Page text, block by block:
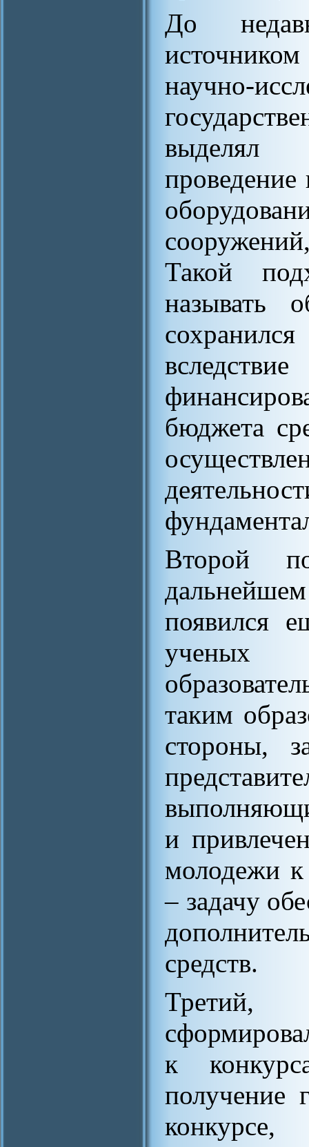
До
научно-
выделял
проведение
Такой
называть
бюджета
Второй
появился
ученых
таким
стороны,
и
молодежи к
– задачу
средств.
к
получение